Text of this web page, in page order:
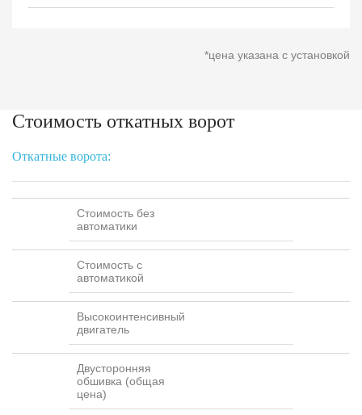
*цена указана с установкой
Стоимость откатных ворот
Откатные ворота:
Стоимость без
автоматики
Стоимость с
автоматикой
Высокоинтенсивный
двигатель
Двусторонняя
обшивка (общая
цена)